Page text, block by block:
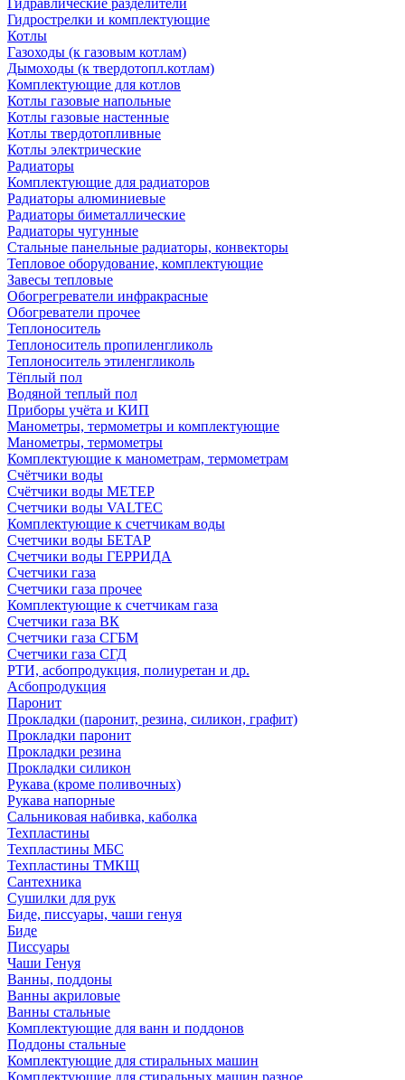
Гидравлические разделители
Гидрострелки и комплектующие
Котлы
Газоходы (к газовым котлам)
Дымоходы (к твердотопл.котлам)
Комплектующие для котлов
Котлы газовые напольные
Котлы газовые настенные
Котлы твердотопливные
Котлы электрические
Радиаторы
Комплектующие для радиаторов
Радиаторы алюминиевые
Радиаторы биметаллические
Радиаторы чугунные
Стальные панельные радиаторы, конвекторы
Тепловое оборудование, комплектующие
Завесы тепловые
Обогрегреватели инфракрасные
Обогреватели прочее
Теплоноситель
Теплоноситель пропиленгликоль
Теплоноситель этиленгликоль
Тёплый пол
Водяной теплый пол
Приборы учёта и КИП
Манометры, термометры и комплектующие
Манометры, термометры
Комплектующие к манометрам, термометрам
Счётчики воды
Счётчики воды МЕТЕР
Счетчики воды VALTEC
Комплектующие к счетчикам воды
Счетчики воды БЕТАР
Счетчики воды ГЕРРИДА
Счетчики газа
Счетчики газа прочее
Комплектующие к счетчикам газа
Счетчики газа ВК
Счетчики газа СГБМ
Счетчики газа СГД
РТИ, асбопродукция, полиуретан и др.
Асбопродукция
Паронит
Прокладки (паронит, резина, силикон, графит)
Прокладки паронит
Прокладки резина
Прокладки силикон
Рукава (кроме поливочных)
Рукава напорные
Сальниковая набивка, каболка
Техпластины
Техпластины МБС
Техпластины ТМКЩ
Сантехника
Сушилки для рук
Биде, писсуары, чаши генуя
Биде
Писсуары
Чаши Генуя
Ванны, поддоны
Ванны акриловые
Ванны стальные
Комплектующие для ванн и поддонов
Поддоны стальные
Комплектующие для стиральных машин
Комплектующие для стиральных машин разное